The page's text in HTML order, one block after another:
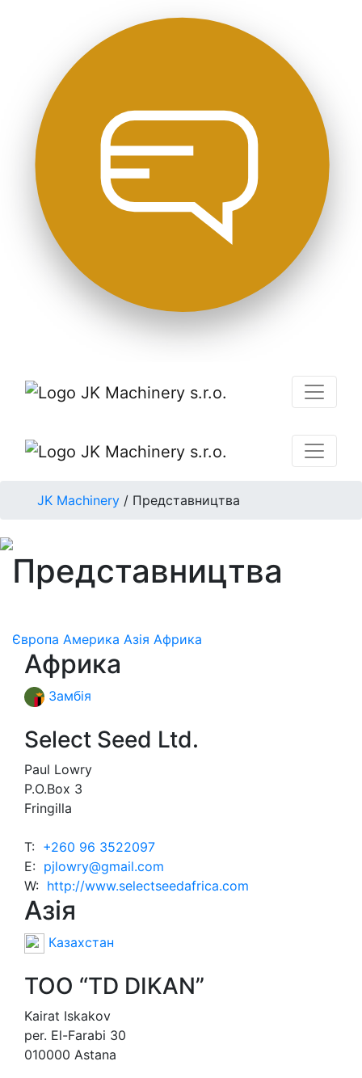
JK Machinery / Представництва
Представництва
Європа Америка Азія Африка
Африка
Замбія
Select Seed Ltd.
Paul Lowry
P.O.Box 3
Fringilla
T: +260 96 3522097
E: pjlowry@gmail.com
W: http://www.selectseedafrica.com
Азія
Казахстан
TOO “TD DIKAN”
Kairat Iskakov
per. El-Farabi 30
010000 Astana